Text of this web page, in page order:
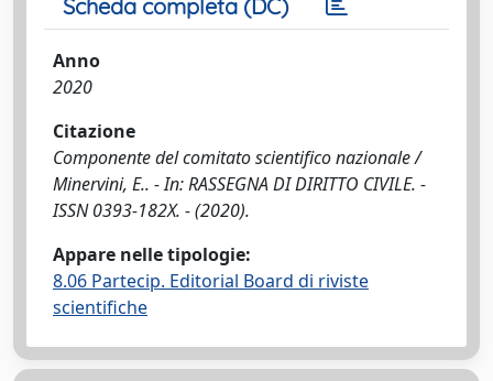
Scheda completa (DC)
Anno
2020
Citazione
Componente del comitato scientifico nazionale /
Minervini, E.. - In: RASSEGNA DI DIRITTO CIVILE. -
ISSN 0393-182X. - (2020).
Appare nelle tipologie:
8.06 Partecip. Editorial Board di riviste
scientifiche